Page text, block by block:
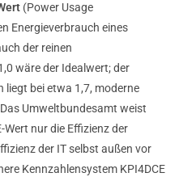
(Power Usage
Energieverbrauch eines
der reinen
wäre der Idealwert; der
bei etwa 1,7, moderne
Umweltbundesamt weist
nur die Effizienz der
der IT selbst außen vor
Kennzahlensystem KPI4DCE